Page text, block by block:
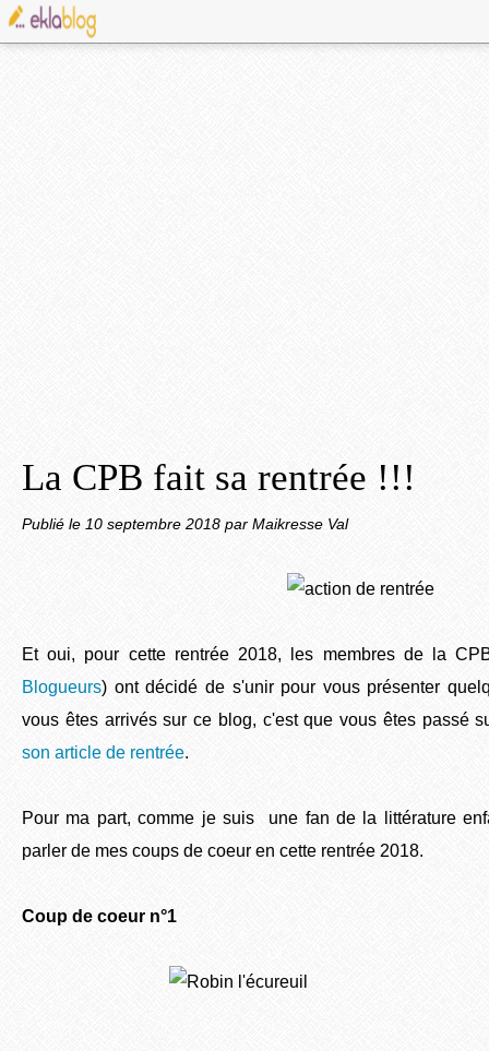
La CPB fait sa rentrée !!!
Publié le 10 septembre 2018 par Maikresse Val
Et oui, pour cette rentrée 2018, les membres de la
Blogueurs) ont décidé de s'unir pour vous présenter
vous êtes arrivés sur ce blog, c'est que vous êtes passé
son article de rentrée.
Pour ma part, comme je suis une fan de la littérature
parler de mes coups de coeur en cette rentrée 2018.
Coup de coeur n°1